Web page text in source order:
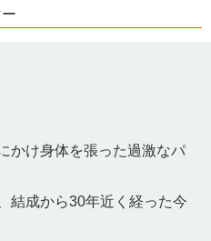
かけ身体を張った過激なパ
結成から30年近く経った今